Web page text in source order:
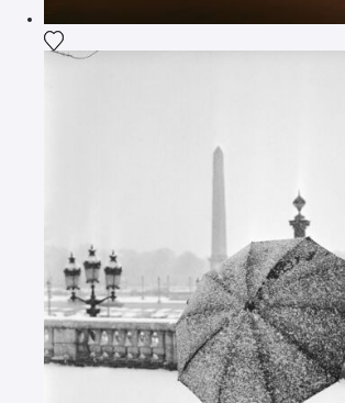
Voeg het product toe aan mijn